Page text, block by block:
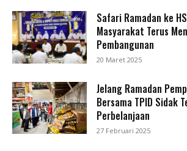
Safari Ramadan ke
Masyarakat Terus
Pembangunan
20 Maret 2025
Jelang Ramadan
Bersama TPID Sidak
Perbelanjaan
27 Februari 2025